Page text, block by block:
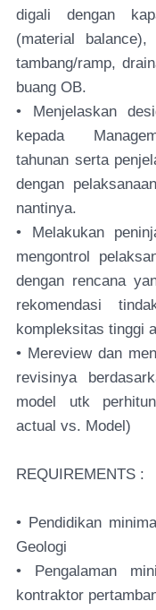
digali dengan
(material
tambang/ramp,
buang OB.
• Menjelaskan
kepada
tahunan serta
dengan
nantinya.
• Melakukan
mengontrol
dengan rencana
rekomendasi
kompleksitas tinggi
• Mereview dan
revisinya
model utk
actual vs.
REQUIREMENTS :
• Pendidikan
Geologi
• Pengalaman
kontraktor